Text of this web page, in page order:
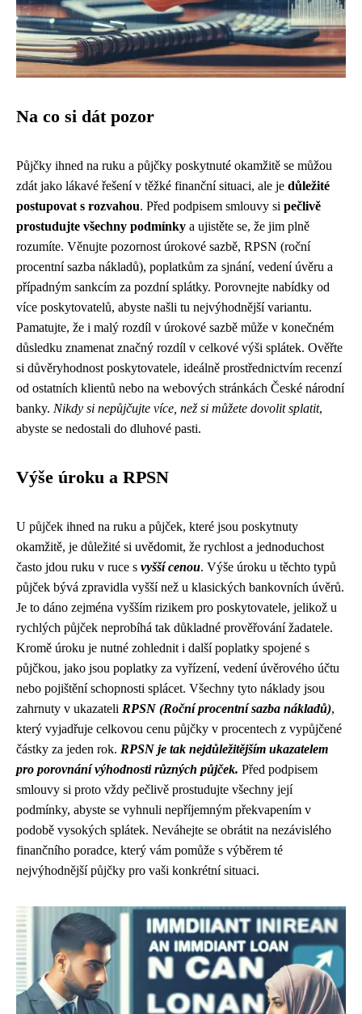
Na co si dát pozor
Půjčky ihned na ruku a půjčky poskytnuté okamžitě se můžou
zdát jako lákavé řešení v těžké finanční situaci, ale je důležité
postupovat s rozvahou. Před podpisem smlouvy si pečlivě
prostudujte všechny podmínky a ujistěte se, že jim plně
rozumíte. Věnujte pozornost úrokové sazbě, RPSN (roční
procentní sazba nákladů), poplatkům za sjnání, vedení úvěru a
případným sankcím za pozdní splátky. Porovnejte nabídky od
více poskytovatelů, abyste našli tu nejvýhodnější variantu.
Pamatujte, že i malý rozdíl v úrokové sazbě může v konečném
důsledku znamenat značný rozdíl v celkové výši splátek. Ověřte
si důvěryhodnost poskytovatele, ideálně prostřednictvím recenzí
od ostatních klientů nebo na webových stránkách České národní
banky. Nikdy si nepůjčujte více, než si můžete dovolit splatit,
abyste se nedostali do dluhové pasti.
Výše úroku a RPSN
U půjček ihned na ruku a půjček, které jsou poskytnuty
okamžitě, je důležité si uvědomit, že rychlost a jednoduchost
často jdou ruku v ruce s vyšší cenou. Výše úroku u těchto typů
půjček bývá zpravidla vyšší než u klasických bankovních úvěrů.
Je to dáno zejména vyšším rizikem pro poskytovatele, jelikož u
rychlých půjček neprobíhá tak důkladné prověřování žadatele.
Kromě úroku je nutné zohlednit i další poplatky spojené s
půjčkou, jako jsou poplatky za vyřízení, vedení úvěrového účtu
nebo pojištění schopnosti splácet. Všechny tyto náklady jsou
zahrnuty v ukazateli RPSN (Roční procentní sazba nákladů),
který vyjadřuje celkovou cenu půjčky v procentech z vypůjčené
částky za jeden rok. RPSN je tak nejdůležitějším ukazatelem
pro porovnání výhodnosti různých půjček. Před podpisem
smlouvy si proto vždy pečlivě prostudujte všechny její
podmínky, abyste se vyhnuli nepříjemným překvapením v
podobě vysokých splátek. Neváhejte se obrátit na nezávislého
finančního poradce, který vám pomůže s výběrem té
nejvýhodnější půjčky pro vaši konkrétní situaci.